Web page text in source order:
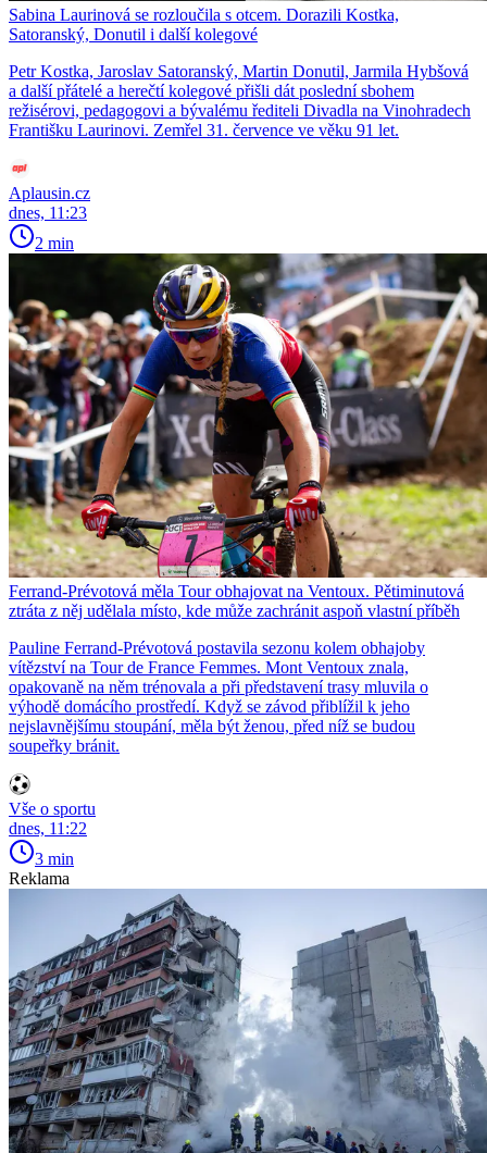
Sabina Laurinová se rozloučila s otcem. Dorazili Kostka,
Satoranský, Donutil i další kolegové
Petr Kostka, Jaroslav Satoranský, Martin Donutil, Jarmila Hybšová
a další přátelé a herečtí kolegové přišli dát poslední sbohem
režisérovi, pedagogovi a bývalému řediteli Divadla na Vinohradech
Františku Laurinovi. Zemřel 31. července ve věku 91 let.
Aplausin.cz
dnes, 11:23
2 min
Ferrand-Prévotová měla Tour obhajovat na Ventoux. Pětiminutová
ztráta z něj udělala místo, kde může zachránit aspoň vlastní příběh
Pauline Ferrand-Prévotová postavila sezonu kolem obhajoby
vítězství na Tour de France Femmes. Mont Ventoux znala,
opakovaně na něm trénovala a při představení trasy mluvila o
výhodě domácího prostředí. Když se závod přiblížil k jeho
nejslavnějšímu stoupání, měla být ženou, před níž se budou
soupeřky bránit.
Vše o sportu
dnes, 11:22
3 min
Reklama